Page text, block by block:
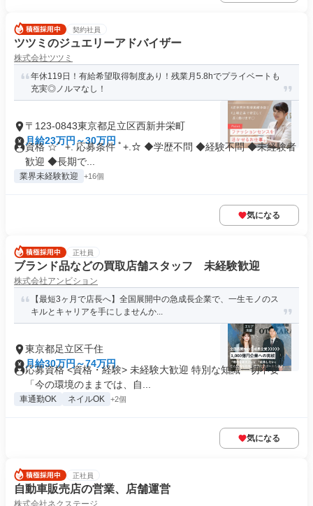
契約社員
ツツミのジュエリーアドバイザー
株式会社ツツミ
年休119日！有給希望取得制度あり！残業月5.8hでプライベートも
充実◎ノルマなし！
〒123-0843東京都足立区西新井栄町
月給23万円～30万円
資格 ☆ﾟ +. 応募条件 ﾟ+.☆ ◆学歴不問 ◆経験不問 ◆未経験者
歓迎 ◆長期で...
業界未経験歓迎 +16個
気になる
正社員
ブランド品などの買取店舗スタッフ 未経験歓迎
株式会社アンビション
【最短3ヶ月で店長へ】全国展開中の急成長企業で、一生モノのス
キルとキャリアを手にしませんか...
東京都足立区千住
月給30万円～74万円
応募資格 <資格・経験> 未経験大歓迎 特別な知識一切不要
「今の環境のままでは、自...
車通勤OK ネイルOK +2個
気になる
正社員
自動車販売店の営業、店舗運営
株式会社ネクステージ